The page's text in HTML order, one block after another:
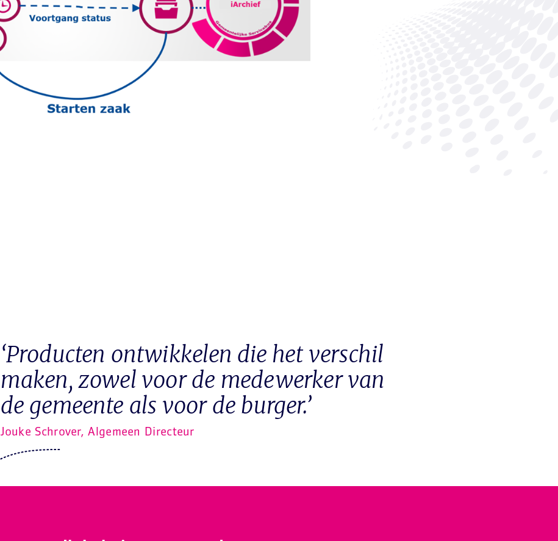
‘Producten ontwikkelen die het verschil
maken, zowel voor de medewerker van
de gemeente als voor de burger.’
Jouke Schrover, Algemeen Directeur